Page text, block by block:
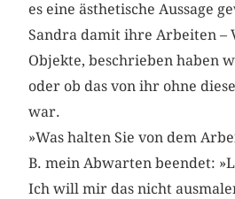
es eine ästhetische Aussage
Sandra damit ihre Arbeiten –
Objekte, beschrieben haben
oder ob das von ihr ohne
war.
»Was halten Sie von dem
B. mein Abwarten beendet:
Ich will mir das nicht